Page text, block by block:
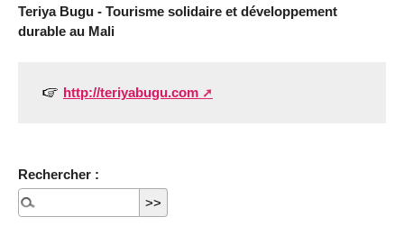
Teriya Bugu - Tourisme solidaire et développement
durable au Mali
http://teriyabugu.com
Rechercher :